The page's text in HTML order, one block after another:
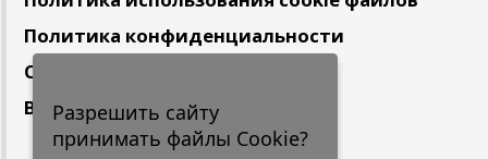
Политика конфиденциальности
Сотрудничество
Вакансии
Подпишитесь
Разрешить сайту
принимать файлы Cookie?